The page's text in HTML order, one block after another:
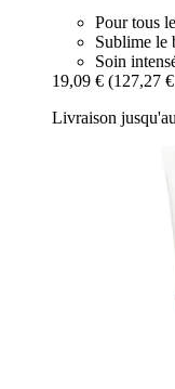
Pour tous
Sublime le
Soin
19,09 € (127,27
Livraison